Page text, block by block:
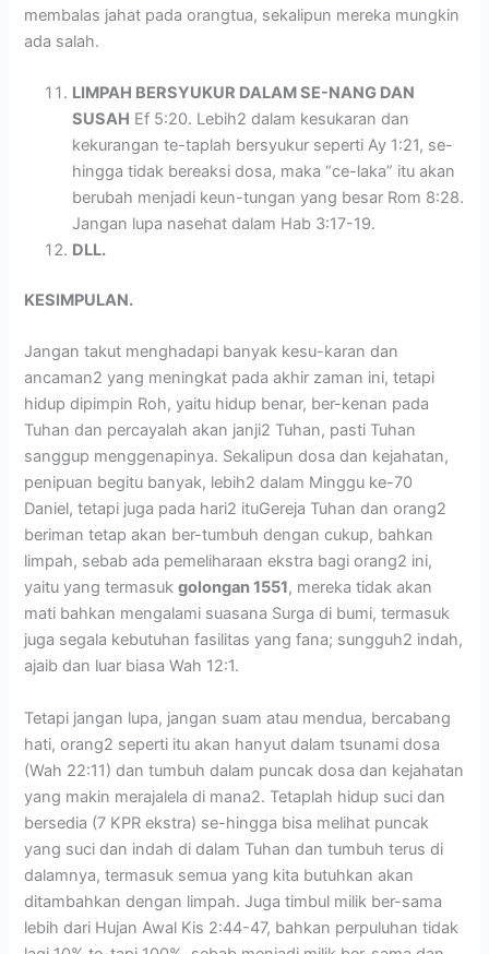
membalas jahat pada orangtua, sekalipun mereka mungkin
ada salah.
LIMPAH BERSYUKUR DALAM SE-NANG DAN
SUSAH Ef 5:20. Lebih2 dalam kesukaran dan
kekurangan te-taplah bersyukur seperti Ay 1:21, se-
hingga tidak bereaksi dosa, maka “ce-laka” itu akan
berubah menjadi keun-tungan yang besar Rom 8:28.
Jangan lupa nasehat dalam Hab 3:17-19.
DLL.
KESIMPULAN.
Jangan takut menghadapi banyak kesu-karan dan
ancaman2 yang meningkat pada akhir zaman ini, tetapi
hidup dipimpin Roh, yaitu hidup benar, ber-kenan pada
Tuhan dan percayalah akan janji2 Tuhan, pasti Tuhan
sanggup menggenapinya. Sekalipun dosa dan kejahatan,
penipuan begitu banyak, lebih2 dalam Minggu ke-70
Daniel, tetapi juga pada hari2 ituGereja Tuhan dan orang2
beriman tetap akan ber-tumbuh dengan cukup, bahkan
limpah, sebab ada pemeliharaan ekstra bagi orang2 ini,
yaitu yang termasukgolongan 1551, mereka tidak akan
mati bahkan mengalami suasana Surga di bumi, termasuk
juga segala kebutuhan fasilitas yang fana; sungguh2 indah,
ajaib dan luar biasa Wah 12:1.
Tetapi jangan lupa, jangan suam atau mendua, bercabang
hati, orang2 seperti itu akan hanyut dalam tsunami dosa
(Wah 22:11) dan tumbuh dalam puncak dosa dan kejahatan
yang makin merajalela di mana2. Tetaplah hidup suci dan
bersedia (7 KPR ekstra) se-hingga bisa melihat puncak
yang suci dan indah di dalam Tuhan dan tumbuh terus di
dalamnya, termasuk semua yang kita butuhkan akan
ditambahkan dengan limpah. Juga timbul milik ber-sama
lebih dari Hujan Awal Kis 2:44-47, bahkan perpuluhan tidak